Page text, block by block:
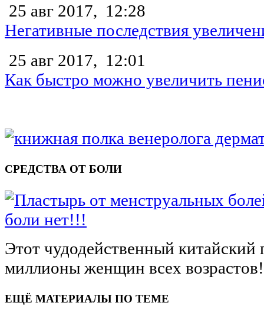
25 авг 2017, 12:28
Негативные последствия
25 авг 2017, 12:01
Как быстро можно увеличить
СРЕДСТВА ОТ БОЛИ
боли нет!!!
Этот чудодейственный
миллионы женщин всех
ЕЩЁ МАТЕРИАЛЫ ПО ТЕМЕ